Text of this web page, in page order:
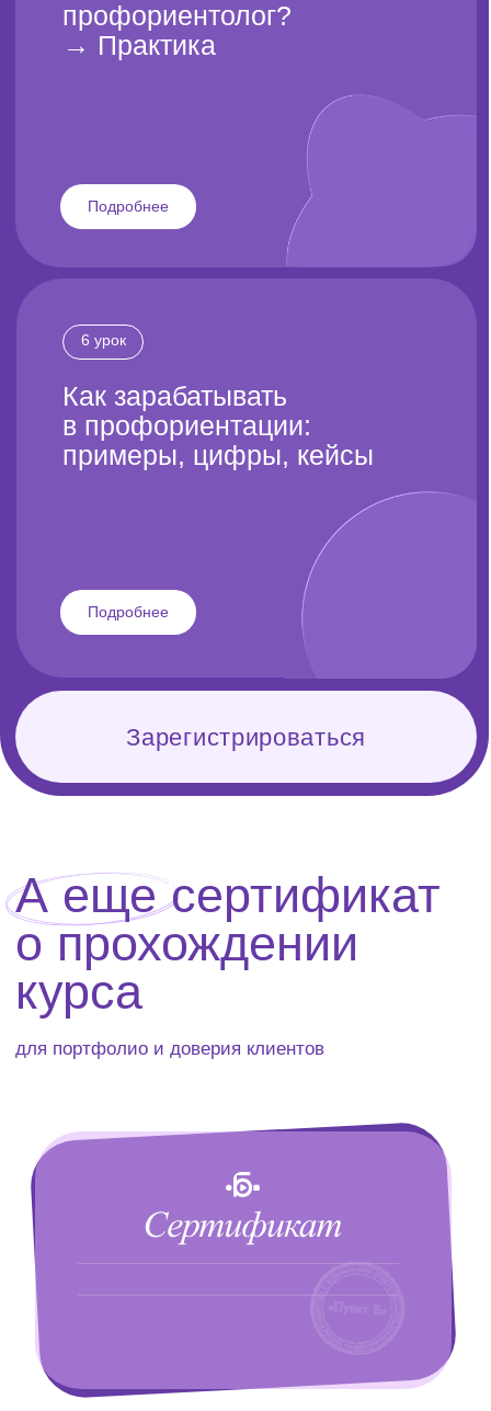
С 2012 года мы работаем в теме
профориентации и помогаем в создании
и развитии проектов в профориентации
по всей России и других странах мира
383партнёров
сообщество